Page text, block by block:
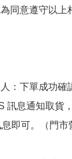
同意遵守以上
：下單成功確
訊息通知取貨
即可。（門市